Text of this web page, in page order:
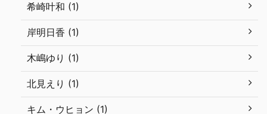
希崎叶和 (1)
岸明日香 (1)
木嶋ゆり (1)
北見えり (1)
キム・ウヒョン (1)